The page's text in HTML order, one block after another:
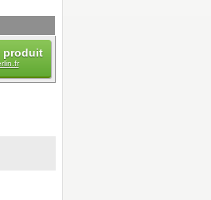
produit